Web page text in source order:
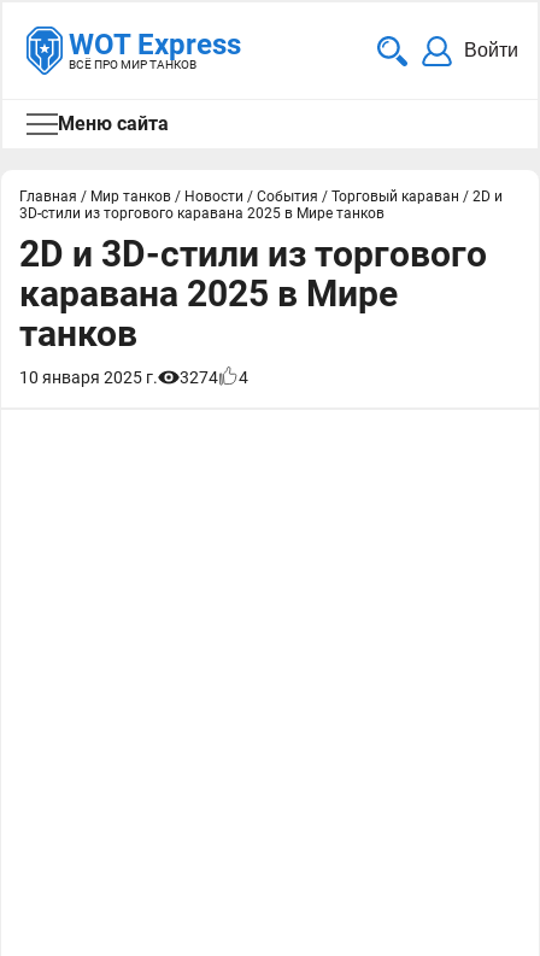
WOT Express
ВСЁ ПРО МИР ТАНКОВ
Войти
Меню сайта
Главная / Мир танков / Новости / События / Торговый караван / 2D и
3D-стили из торгового каравана 2025 в Мире танков
2D и 3D-стили из торгового
каравана 2025 в Мире
танков
10 января 2025 г. 3274 4